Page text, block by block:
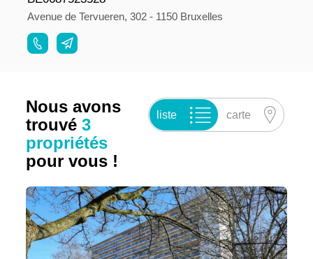
Avenue de Tervueren, 302 - 1150 Bruxelles
Nous avons
trouvé3
propriétés
pour vous !
liste carte